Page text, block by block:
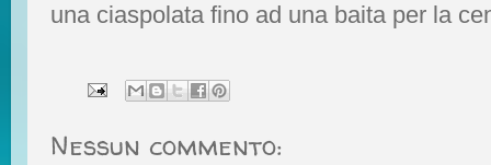
una ciaspolata fino ad una baita per la
Nessun commento: